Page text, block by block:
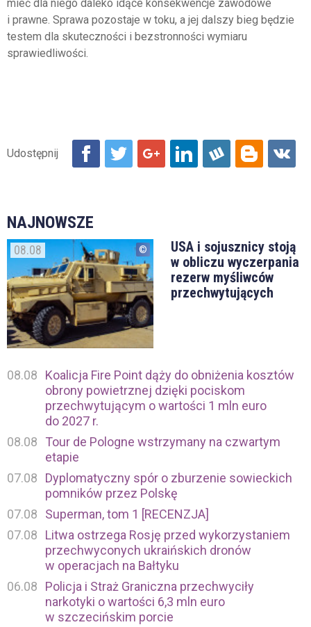
mieć dla niego daleko idące konsekwencje zawodowe
i prawne. Sprawa pozostaje w toku, a jej dalszy bieg będzie
testem dla skuteczności i bezstronności wymiaru
sprawiedliwości.
NAJNOWSZE
08.08
USA i sojusznicy stoją
w obliczu wyczerpania
rezerw myśliwców
przechwytujących
08.08
Koalicja Fire Point dąży do obniżenia kosztów
obrony powietrznej dzięki pociskom
przechwytującym o wartości 1 mln euro
do 2027 r.
08.08
Tour de Pologne wstrzymany na czwartym
etapie
07.08
Dyplomatyczny spór o zburzenie sowieckich
pomników przez Polskę
07.08
Superman, tom 1 [RECENZJA]
07.08
Litwa ostrzega Rosję przed wykorzystaniem
przechwyconych ukraińskich dronów
w operacjach na Bałtyku
06.08
Policja i Straż Graniczna przechwyciły
narkotyki o wartości 6,3 mln euro
w szczecińskim porcie